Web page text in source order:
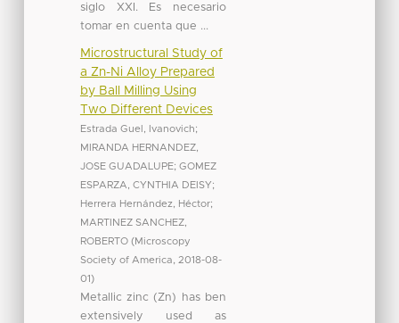
siglo XXI. Es necesario
tomar en cuenta que ...
Microstructural Study of
a Zn-Ni Alloy Prepared
by Ball Milling Using
Two Different Devices
Estrada Guel, Ivanovich;
MIRANDA HERNANDEZ,
JOSE GUADALUPE; GOMEZ
ESPARZA, CYNTHIA DEISY;
Herrera Hernández, Héctor;
MARTINEZ SANCHEZ,
ROBERTO (Microscopy
Society of America
2018-08-
01)
Metallic zinc (Zn) has ben
extensively used as